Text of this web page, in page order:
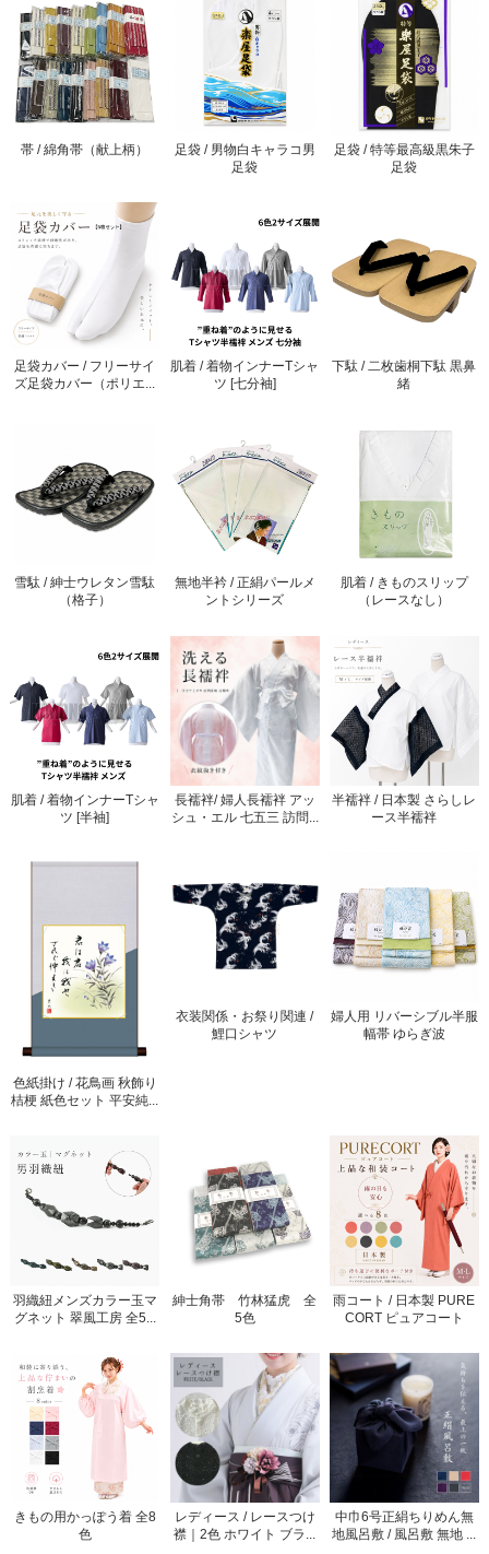
帯 / 綿角帯（献上柄）
足袋 / 男物白キャラコ男
足袋
足袋 / 特等最高級黒朱子
足袋
足袋カバー / フリーサイ
ズ足袋カバー（ポリエ...
肌着 / 着物インナーTシャ
ツ [七分袖]
下駄 / 二枚歯桐下駄 黒鼻
緒
雪駄 / 紳士ウレタン雪駄
（格子）
無地半衿 / 正絹パールメ
ントシリーズ
肌着 / きものスリップ
（レースなし）
肌着 / 着物インナーTシャ
ツ [半袖]
長襦袢/ 婦人長襦袢 アッ
シュ・エル 七五三 訪問...
半襦袢 / 日本製 さらしレ
ース半襦袢
色紙掛け / 花鳥画 秋飾り
桔梗 紙色セット 平安純...
衣装関係・お祭り関連 /
鯉口シャツ
婦人用 リバーシブル半服
幅帯 ゆらぎ波
羽織紐メンズカラー玉マ
グネット 翠風工房 全5...
紳士角帯 竹林猛虎 全
5色
雨コート / 日本製 PURE
CORT ピュアコート
きもの用かっぽう着 全8
色
レディース / レースつけ
襟｜2色 ホワイト ブラ...
中巾6号正絹ちりめん無
地風呂敷 / 風呂敷 無地 ...